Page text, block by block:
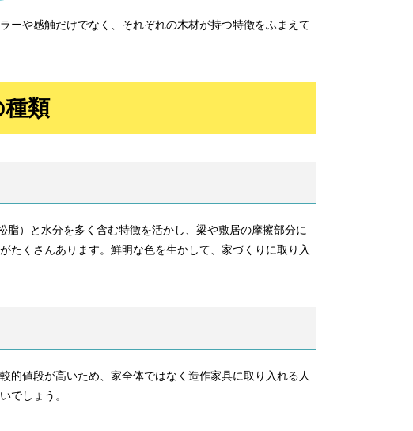
ーや感触だけでなく、それぞれの木材が持つ特徴をふまえて
類
）と水分を多く含む特徴を活かし、梁や敷居の摩擦部分に
たくさんあります。鮮明な色を生かして、家づくりに取り入
的値段が高いため、家全体ではなく造作家具に取り入れる人
でしょう。